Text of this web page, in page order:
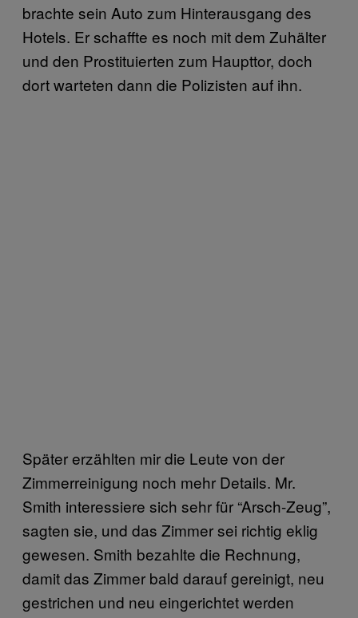
brachte sein Auto zum Hinterausgang des
Hotels. Er schaffte es noch mit dem Zuhälter
und den Prostituierten zum Haupttor, doch
dort warteten dann die Polizisten auf ihn.
Später erzählten mir die Leute von der
Zimmerreinigung noch mehr Details. Mr.
Smith interessiere sich sehr für “Arsch-Zeug”,
sagten sie, und das Zimmer sei richtig eklig
gewesen. Smith bezahlte die Rechnung,
damit das Zimmer bald darauf gereinigt, neu
gestrichen und neu eingerichtet werden